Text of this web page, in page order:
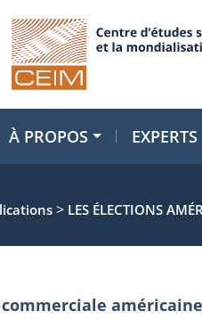
À PROPOS EXPERTS
> LES ÉLECTIONS
américaine